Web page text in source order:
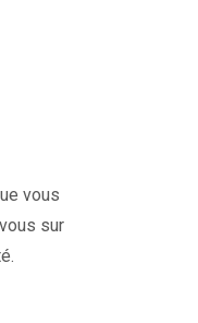
vous
sur